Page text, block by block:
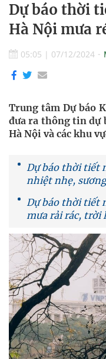
Dự báo thời
Hà Nội mưa
05:05 | 07/12/2024
Trung tâm Dự báo
đưa ra thông tin dự
Hà Nội và các khu
Dự báo thời tiết
nhiệt nhẹ,
Dự báo thời tiết
mưa rải rác, trời